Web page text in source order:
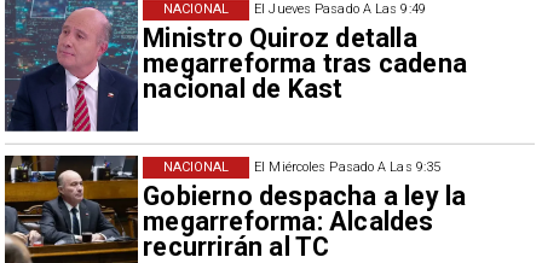
El Jueves Pasado A Las 9:49
Ministro Quiroz detalla
megarreforma tras cadena
nacional de Kast
NACIONAL
El Miércoles Pasado A Las 9:35
Gobierno despacha a ley la
megarreforma: Alcaldes
recurrirán al TC
NACIONAL